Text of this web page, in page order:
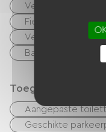
Vergaderzaal
Fietsenverhuur
Vellen te huur
Bar
Toegankelijkheid
Aangepaste
Geschikte